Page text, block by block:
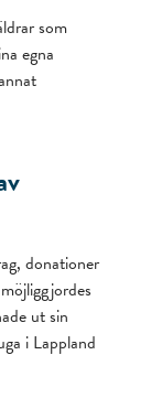
som
egna
donationer
ut sin
i Lappland